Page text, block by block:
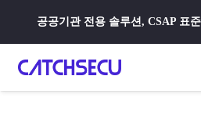
공공기관 전용 솔루션, CSAP 표